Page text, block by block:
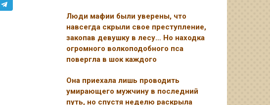
Люди мафии были уверены, что
навсегда скрыли свое преступление,
закопав девушку в лесу… Но находка
огромного волкоподобного пса
повергла в шок каждого
Она приехала лишь проводить
умирающего мужчину в последний
путь, но спустя неделю раскрыла